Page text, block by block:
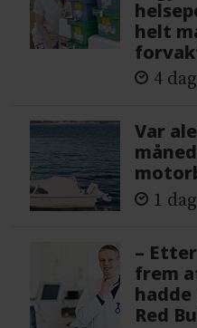
helt
4
Var
1
–
frem
Red